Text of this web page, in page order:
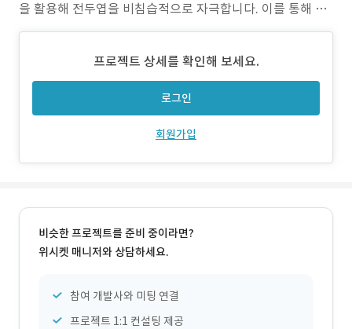
을 활용해 전두엽을 비침습적으로 자극합니다. 이를 통해 집
중력 향상, 충동 조절, 정서 안정, 수면 질 개선을 목표로 합니
다. 작업 범위 • 회원가입, 소셜 로그인, 비밀번호 찾기 등 계
프로젝트 상세를 확인해 보세요.
로그인
회원가입
비슷한 프로젝트를 준비 중이라면?
위시켓 매니저와 상담하세요.
참여 개발사와 미팅 연결
프로젝트 1:1 컨설팅 제공